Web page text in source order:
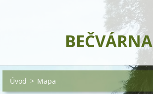
BEČVÁRNA
Úvod > Mapa